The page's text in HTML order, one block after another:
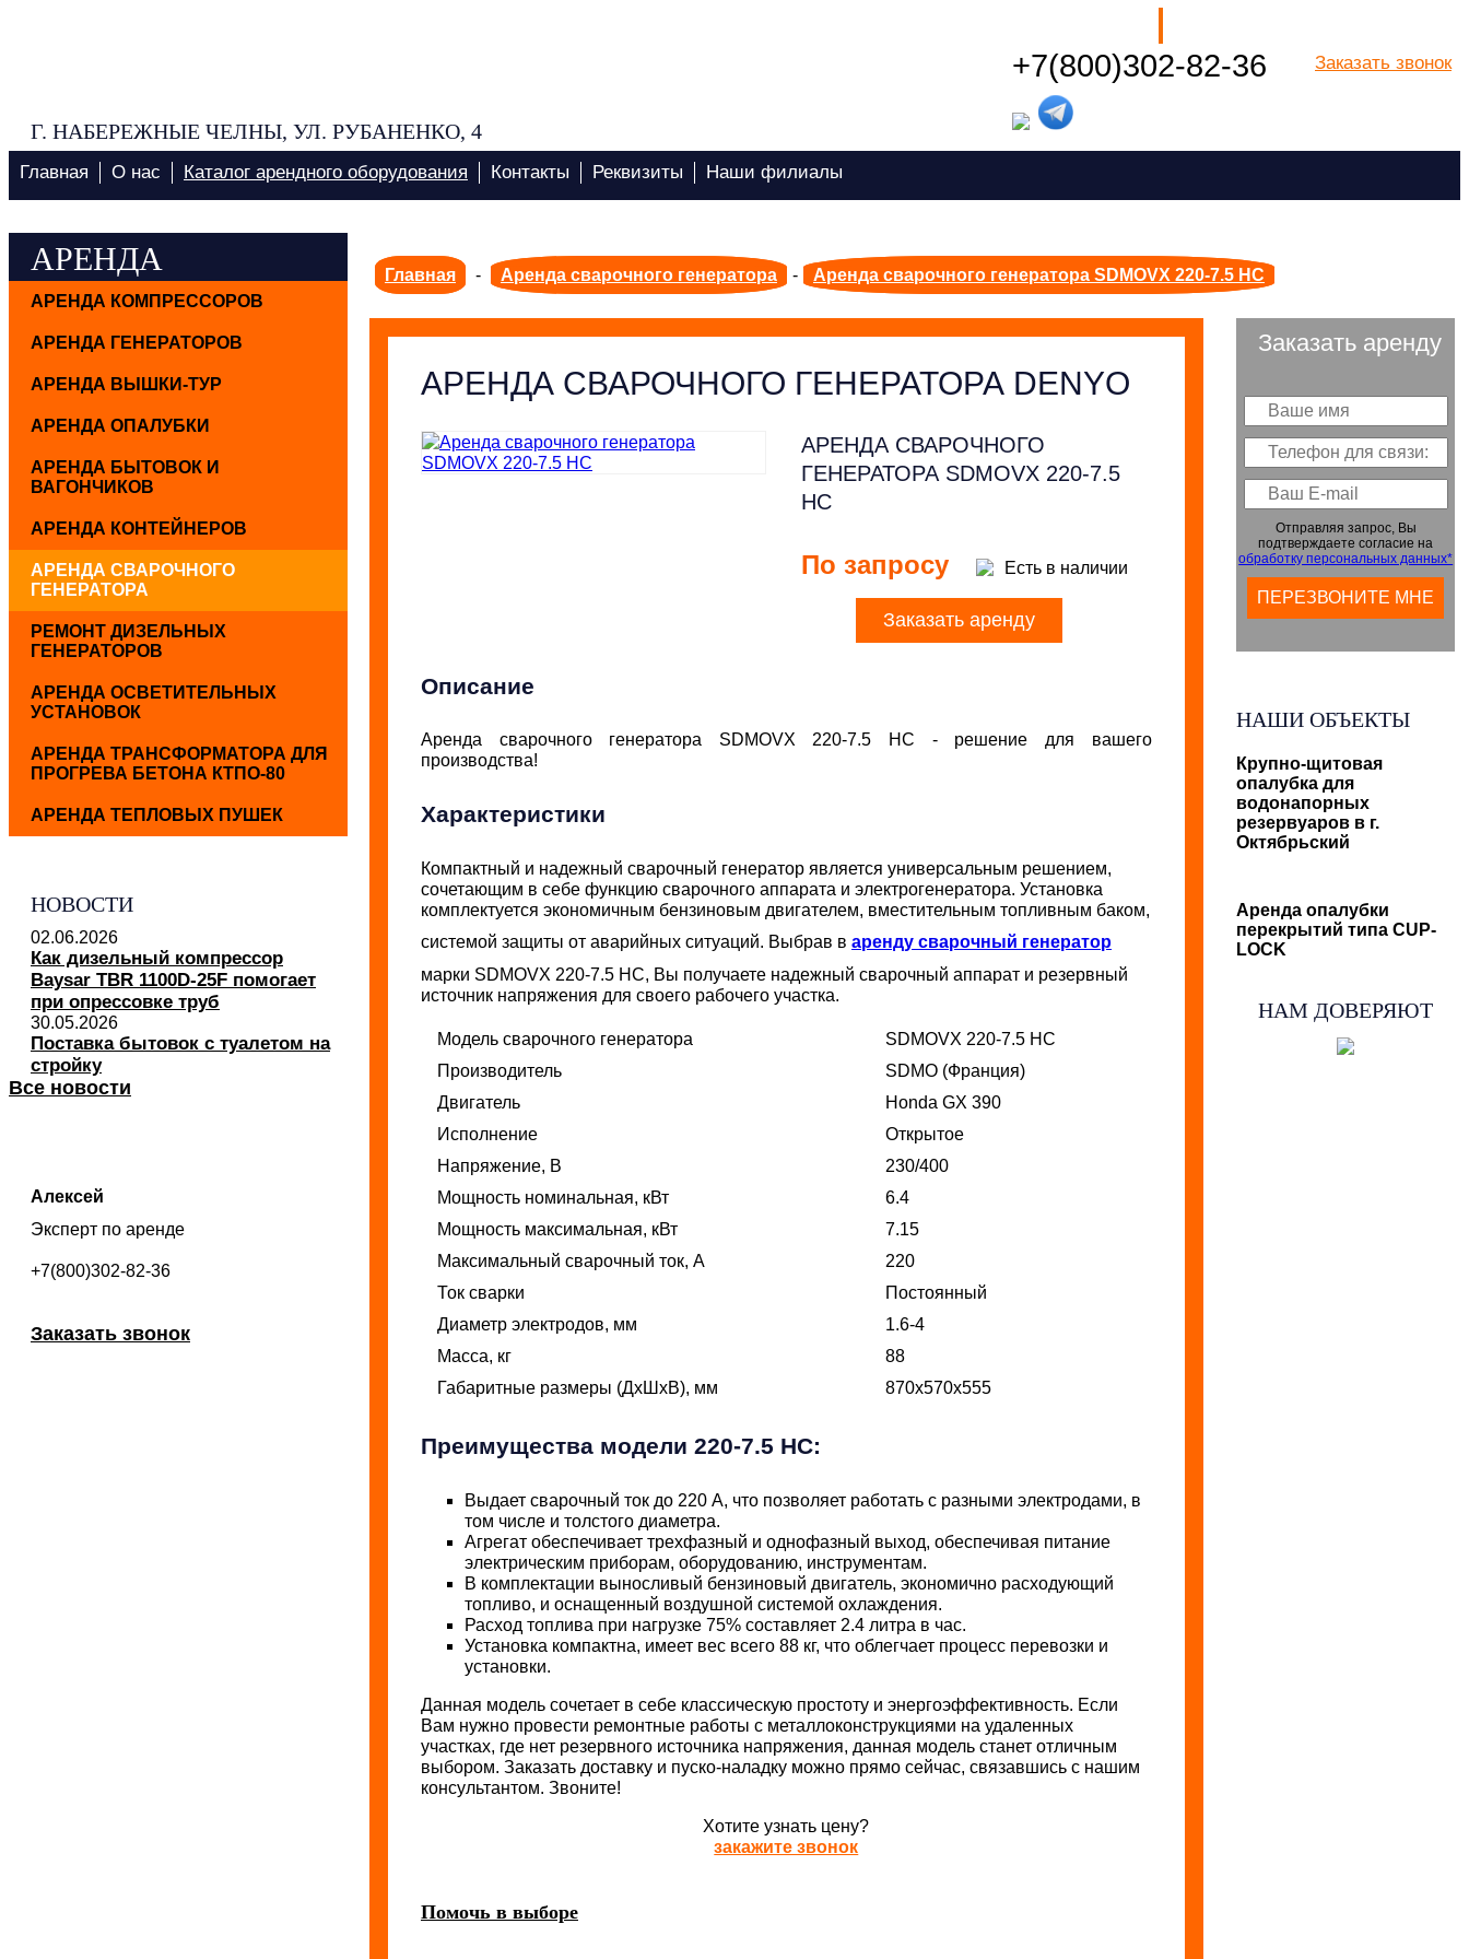
Г. НАБЕРЕЖНЫЕ ЧЕЛНЫ, УЛ. РУБАНЕНКО, 4
+7(800)302-82-36 Заказать звонок
Главная О нас Каталог арендного оборудования Контакты Реквизиты Наши филиалы
Главная - Аренда сварочного генератора - Аренда сварочного генератора SDMOVX 220-7.5 HC
АРЕНДА СВАРОЧНОГО ГЕНЕРАТОРА DENYO
АРЕНДА СВАРОЧНОГО
ГЕНЕРАТОРА SDMOVX 220-7.5
HC
По запросу Есть в наличии
Заказать аренду
Описание
Аренда сварочного генератора SDMOVX 220-7.5 HC - решение для вашего
производства!
Характеристики
Компактный и надежный сварочный генератор является универсальным решением,
сочетающим в себе функцию сварочного аппарата и электрогенератора. Установка
комплектуется экономичным бензиновым двигателем, вместительным топливным баком,
системой защиты от аварийных ситуаций. Выбрав в аренду сварочный генератор
марки SDMOVX 220-7.5 HC, Вы получаете надежный сварочный аппарат и резервный
источник напряжения для своего рабочего участка.
Модель сварочного генератора
SDMOVX 220-7.5 HC
Производитель
SDMO (Франция)
Двигатель
Honda GX 390
Исполнение
Открытое
Напряжение, В
230/400
Мощность номинальная, кВт
6.4
Мощность максимальная, кВт
7.15
Максимальный сварочный ток, А
220
Ток сварки
Постоянный
Диаметр электродов, мм
1.6-4
Масса, кг
88
Габаритные размеры (ДхШхВ), мм
870x570x555
Преимущества модели 220-7.5 HC:
Выдает сварочный ток до 220 А, что позволяет работать с разными электродами, в
том числе и толстого диаметра.
Агрегат обеспечивает трехфазный и однофазный выход, обеспечивая питание
электрическим приборам, оборудованию, инструментам.
В комплектации выносливый бензиновый двигатель, экономично расходующий
топливо, и оснащенный воздушной системой охлаждения.
Расход топлива при нагрузке 75% составляет 2.4 литра в час.
Установка компактна, имеет вес всего 88 кг, что облегчает процесс перевозки и
установки.
Данная модель сочетает в себе классическую простоту и энергоэффективность. Если
Вам нужно провести ремонтные работы с металлоконструкциями на удаленных
участках, где нет резервного источника напряжения, данная модель станет отличным
выбором. Заказать доставку и пуско-наладку можно прямо сейчас, связавшись с нашим
консультантом. Звоните!
Хотите узнать цену?
закажите звонок
Помочь в выборе
Заказать аренду
Отправляя запрос, Вы
подтверждаете согласие на
обработку персональных данных*
НАШИ ОБЪЕКТЫ
Крупно-щитовая
опалубка для
водонапорных
резервуаров в г.
Октябрьский
Аренда опалубки
перекрытий типа CUP-
LOCK
НАМ ДОВЕРЯЮТ
АРЕНДА
АРЕНДА КОМПРЕССОРОВ
АРЕНДА ГЕНЕРАТОРОВ
АРЕНДА ВЫШКИ-ТУР
АРЕНДА ОПАЛУБКИ
АРЕНДА БЫТОВОК И
ВАГОНЧИКОВ
АРЕНДА КОНТЕЙНЕРОВ
АРЕНДА СВАРОЧНОГО
ГЕНЕРАТОРА
РЕМОНТ ДИЗЕЛЬНЫХ
ГЕНЕРАТОРОВ
АРЕНДА ОСВЕТИТЕЛЬНЫХ
УСТАНОВОК
АРЕНДА ТРАНСФОРМАТОРА ДЛЯ
ПРОГРЕВА БЕТОНА КТПО-80
АРЕНДА ТЕПЛОВЫХ ПУШЕК
НОВОСТИ
02.06.2026
Как дизельный компрессор
Baysar TBR 1100D-25F помогает
при опрессовке труб
30.05.2026
Поставка бытовок с туалетом на
стройку
Все новости
Алексей
Эксперт по аренде
+7(800)302-82-36
Заказать звонок